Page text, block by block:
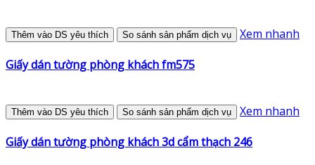
Thêm vào DS yêu thích So sánh sản phẩm dịch vụ Xem nhanh
Giấy dán tường phòng khách fm575
Thêm vào DS yêu thích So sánh sản phẩm dịch vụ Xem nhanh
Giấy dán tường phòng khách 3d cẩm thạch 246